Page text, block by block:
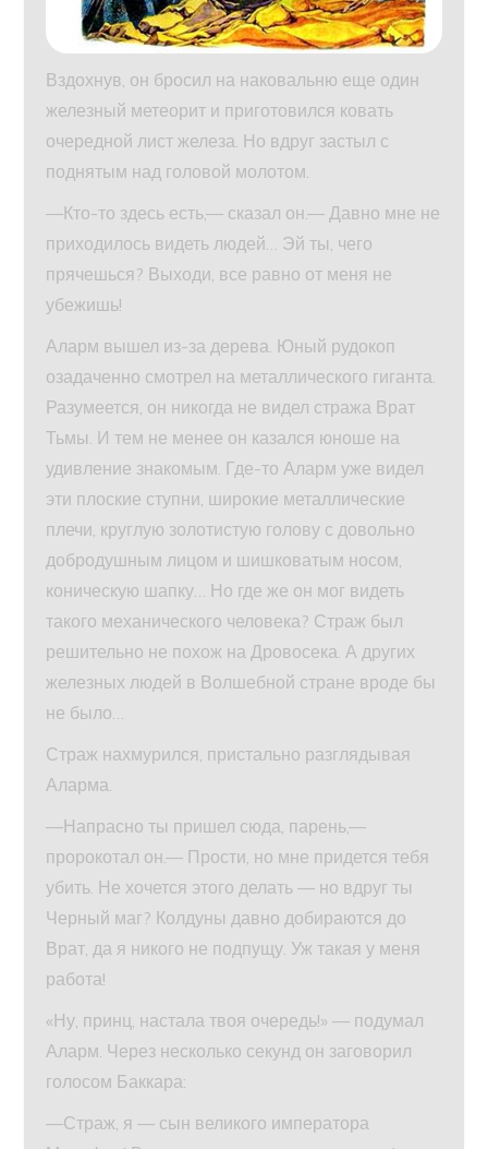
Вздохнув, он бросил на наковальню еще один
железный метеорит и приготовился ковать
очередной лист железа. Но вдруг застыл с
поднятым над головой молотом.
—Кто-то здесь есть,— сказал он.— Давно мне не
приходилось видеть людей… Эй ты, чего
прячешься? Выходи, все равно от меня не
убежишь!
Аларм вышел из-за дерева. Юный рудокоп
озадаченно смотрел на металлического гиганта.
Разумеется, он никогда не видел стража Врат
Тьмы. И тем не менее он казался юноше на
удивление знакомым. Где-то Аларм уже видел
эти плоские ступни, широкие металлические
плечи, круглую золотистую голову с довольно
добродушным лицом и шишковатым носом,
коническую шапку… Но где же он мог видеть
такого механического человека? Страж был
решительно не похож на Дровосека. А других
железных людей в Волшебной стране вроде бы
не было…
Страж нахмурился, пристально разглядывая
Аларма.
—Напрасно ты пришел сюда, парень,—
пророкотал он.— Прости, но мне придется тебя
убить. Не хочется этого делать — но вдруг ты
Черный маг? Колдуны давно добираются до
Врат, да я никого не подпущу. Уж такая у меня
работа!
«Ну, принц, настала твоя очередь!» — подумал
Аларм. Через несколько секунд он заговорил
голосом Баккара:
—Страж, я — сын великого императора